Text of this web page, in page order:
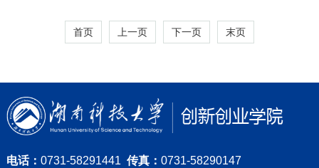
首页 上一页 下一页 末页
电话： 0731-58291441 传真： 0731-58290147